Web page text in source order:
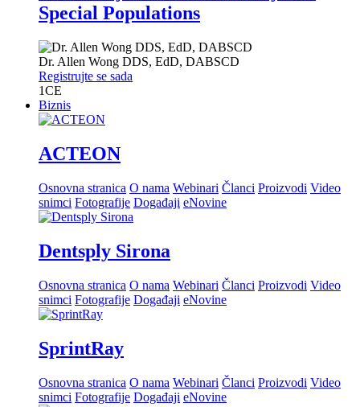
Special Populations
Dr. Allen Wong DDS, EdD, DABSCD
Registrujte se sada
1CE
Biznis
ACTEON
Osnovna stranica O nama Webinari Članci Proizvodi Video
snimci Fotografije Događaji eNovine
Dentsply Sirona
Osnovna stranica O nama Webinari Članci Proizvodi Video
snimci Fotografije Događaji eNovine
SprintRay
Osnovna stranica O nama Webinari Članci Proizvodi Video
snimci Fotografije Događaji eNovine